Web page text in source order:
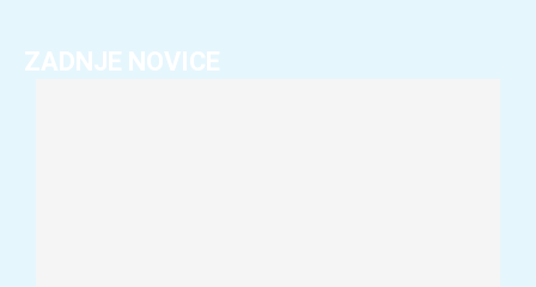
ZADNJE NOVICE